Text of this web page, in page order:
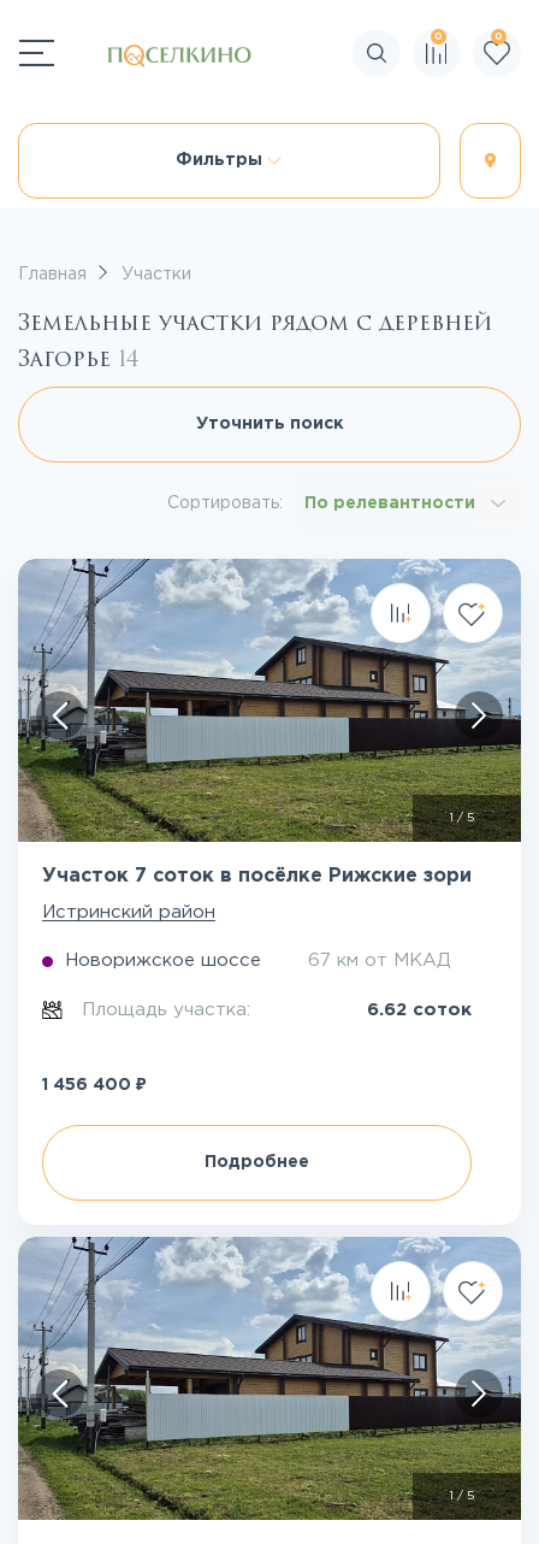
Поиск по сайту
0 0
Фильтры
Главная Участки
Земельные участки рядом с деревней
Загорье 14
Уточнить поиск
Сортировать: По релевантности
1/5
Участок 7 соток в посёлке Рижские зори
Истринский район
Новорижское шоссе 67 км от МКАД
Площадь участка: 6.62 соток
1 456 400 ₽
Подробнее
1/5